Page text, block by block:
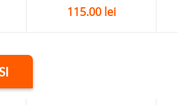
115.00 lei